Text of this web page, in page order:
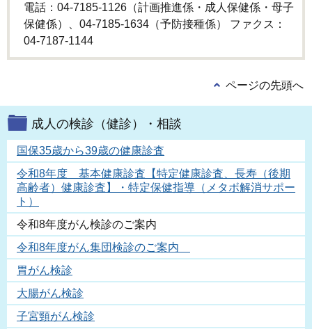
電話：04-7185-1126（計画推進係・成人保健係・母子
保健係）、04-7185-1634（予防接種係） ファクス：
04-7187-1144
ページの先頭へ
成人の検診（健診）・相談
国保35歳から39歳の健康診査
令和8年度 基本健康診査【特定健康診査、長寿（後期
高齢者）健康診査】・特定保健指導（メタボ解消サポー
ト）
令和8年度がん検診のご案内
令和8年度がん集団検診のご案内
胃がん検診
大腸がん検診
子宮頸がん検診